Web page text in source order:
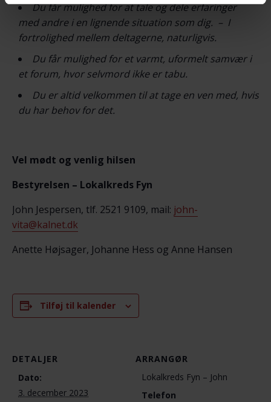
Du får mulighed for at tale og dele erfaringer
med andre i en lignende situation som dig. – I
fortrolighed mellem deltagerne, naturligvis.
Du får mulighed for et varmt, uformelt samvær i
et forum, hvor selvmord ikke er tabu.
Du er altid velkommen til at tage en ven med, hvis
du har behov for det.
Vel mødt og venlig hilsen
Bestyrelsen – Lokalkreds Fyn
John Jespersen, tlf. 2521 9109, mail: john-
vita@kalnet.dk
Anette Højsager, Johanne Hess og Anne Hansen
Tilføj til kalender
DETALJER
Dato:
3. december 2023
ARRANGØR
Lokalkreds Fyn – John
Telefon